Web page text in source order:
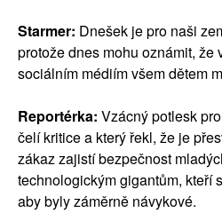
Starmer: Dnešek je pro naši
protože dnes mohu oznámit, že
sociálním médiím všem dětem
Reportérka: Vzácný potlesk
čelí kritice a který řekl, že je
zákaz zajistí bezpečnost
technologickým gigantům, kteří
aby byly záměrně návykové.